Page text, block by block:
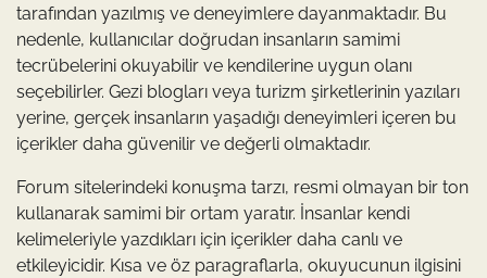
tarafından yazılmış ve deneyimlere dayanmaktadır. Bu
nedenle, kullanıcılar doğrudan insanların samimi
tecrübelerini okuyabilir ve kendilerine uygun olanı
seçebilirler. Gezi blogları veya turizm şirketlerinin yazıları
yerine, gerçek insanların yaşadığı deneyimleri içeren bu
içerikler daha güvenilir ve değerli olmaktadır.
Forum sitelerindeki konuşma tarzı, resmi olmayan bir ton
kullanarak samimi bir ortam yaratır. İnsanlar kendi
kelimeleriyle yazdıkları için içerikler daha canlı ve
etkileyicidir. Kısa ve öz paragraflarla, okuyucunun ilgisini